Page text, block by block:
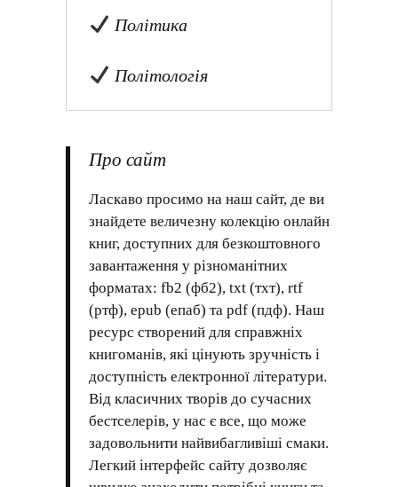
Політика
Політологія
Про сайт
Ласкаво просимо на наш сайт, де ви
знайдете величезну колекцію онлайн
книг, доступних для безкоштовного
завантаження у різноманітних
форматах: fb2 (фб2), txt (тхт), rtf
(ртф), epub (епаб) та pdf (пдф). Наш
ресурс створений для справжніх
книгоманів, які цінують зручність і
доступність електронної літератури.
Від класичних творів до сучасних
бестселерів, у нас є все, що може
задовольнити найвибагливіші смаки.
Легкий інтерфейс сайту дозволяє